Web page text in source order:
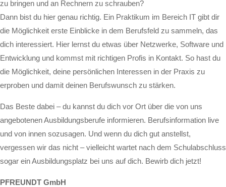
zu bringen und an Rechnern zu schrauben?
Dann bist du hier genau richtig. Ein Praktikum im Bereich IT gibt dir
die Möglichkeit erste Einblicke in dem Berufsfeld zu sammeln, das
dich interessiert. Hier lernst du etwas über Netzwerke, Software und
Entwicklung und kommst mit richtigen Profis in Kontakt. So hast du
die Möglichkeit, deine persönlichen Interessen in der Praxis zu
erproben und damit deinen Berufswunsch zu stärken.
Das Beste dabei – du kannst du dich vor Ort über die von uns
angebotenen Ausbildungsberufe informieren. Berufsinformation live
und von innen sozusagen. Und wenn du dich gut anstellst,
vergessen wir das nicht – vielleicht wartet nach dem Schulabschluss
sogar ein Ausbildungsplatz bei uns auf dich. Bewirb dich jetzt!
PFREUNDT GmbH